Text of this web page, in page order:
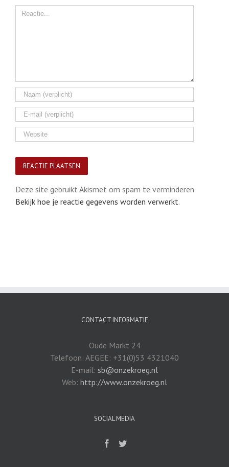
Comment
Deze site gebruikt Akismet om spam te verminderen.
Bekijk hoe je reactie gegevens worden verwerkt.
CONTACT INFORMATIE
Oude Markt 24
Telefoon: AEGEE: +31(0)53 4321040
E-mail: sb@onzekroeg.nl
Web: http://www.onzekroeg.nl
SOCIAL MEDIA